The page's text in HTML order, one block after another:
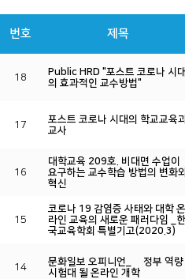
번호 제목
18
Public HRD "포스트 코로나 시대
의 효과적인 교수방법"
17
포스트 코로나 시대의 학교교육
교사
16
대학교육 209호. 비대면 수업이
요구하는 교수학습 방법의 변화
혁신
15
코로나 19 감염증 사태와 대학 온
라인 교육의 새로운 패러다임 _한
국교육학회 특별기고(2020.3)
14
문화일보 오피니언_ 文정부 역량
시험대 될 온라인 개학